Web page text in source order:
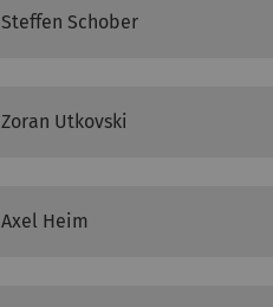
Steffen Schober
Zoran Utkovski
Axel Heim